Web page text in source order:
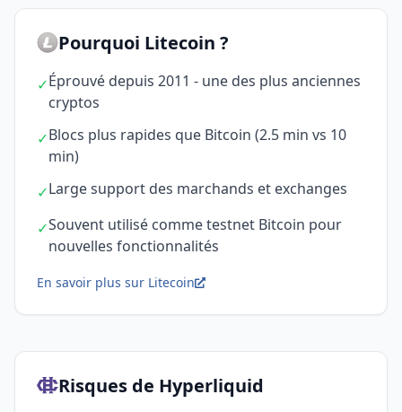
Pourquoi Litecoin ?
✓Éprouvé depuis 2011 - une des plus anciennes
cryptos
✓Blocs plus rapides que Bitcoin (2.5 min vs 10
min)
✓Large support des marchands et exchanges
✓Souvent utilisé comme testnet Bitcoin pour
nouvelles fonctionnalités
En savoir plus sur Litecoin
Risques de Hyperliquid